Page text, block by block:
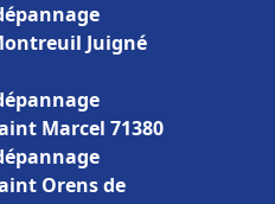
Juigné
Marcel 71380
Orens de